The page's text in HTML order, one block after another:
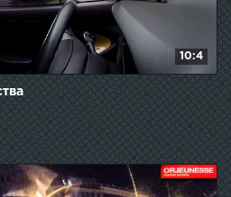
10:4